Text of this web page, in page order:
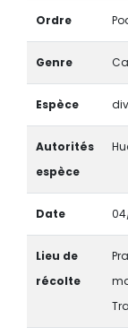
Ordre
Genre
Espèce
Autorités
espèce
Date
Lieu de
récolte